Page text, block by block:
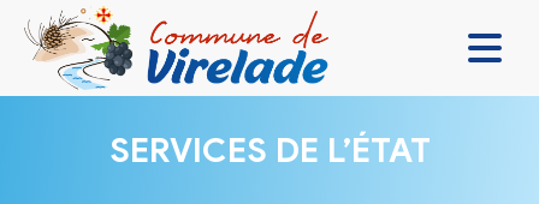
VIVRE ENSEMBLE
SERVICES DE L’ÉTAT